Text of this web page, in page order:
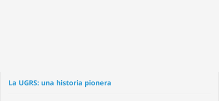
La UGRS: una historia pionera